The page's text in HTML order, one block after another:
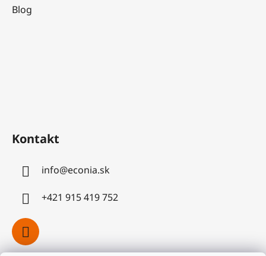
Blog
Kontakt
info@econia.sk
+421 915 419 752